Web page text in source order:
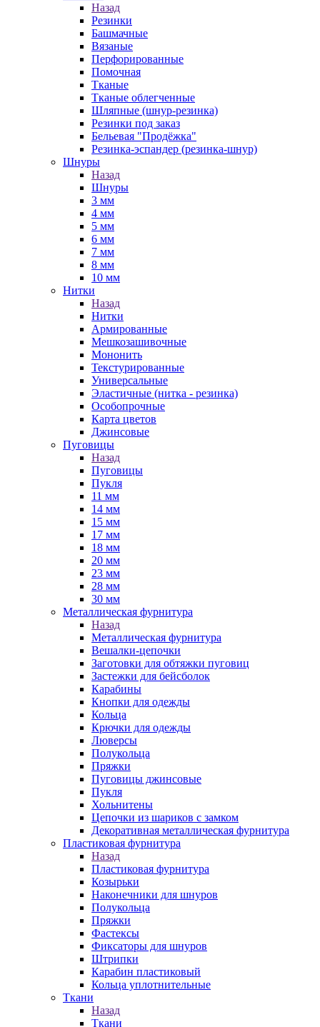
Назад
Резинки
Башмачные
Вязаные
Перфорированные
Помочная
Тканые
Тканые облегченные
Шляпные (шнур-резинка)
Резинки под заказ
Бельевая "Продёжка"
Резинка-эспандер (резинка-шнур)
Шнуры
Назад
Шнуры
3 мм
4 мм
5 мм
6 мм
7 мм
8 мм
10 мм
Нитки
Назад
Нитки
Армированные
Мешкозашивочные
Мононить
Текстурированные
Универсальные
Эластичные (нитка - резинка)
Особопрочные
Карта цветов
Джинсовые
Пуговицы
Назад
Пуговицы
Пукля
11 мм
14 мм
15 мм
17 мм
18 мм
20 мм
23 мм
28 мм
30 мм
Металлическая фурнитура
Назад
Металлическая фурнитура
Вешалки-цепочки
Заготовки для обтяжки пуговиц
Застежки для бейсболок
Карабины
Кнопки для одежды
Кольца
Крючки для одежды
Люверсы
Полукольца
Пряжки
Пуговицы джинсовые
Пукля
Хольнитены
Цепочки из шариков с замком
Декоративная металлическая фурнитура
Пластиковая фурнитура
Назад
Пластиковая фурнитура
Козырьки
Наконечники для шнуров
Полукольца
Пряжки
Фастексы
Фиксаторы для шнуров
Штрипки
Карабин пластиковый
Кольца уплотнительные
Ткани
Назад
Ткани